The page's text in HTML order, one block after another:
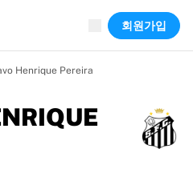
회원가입
Henrique Pereira